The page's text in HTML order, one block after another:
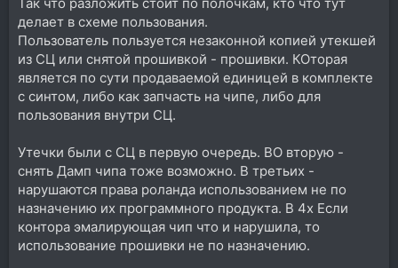
делает в схеме пользования.
Пользователь пользуется незаконной копией утекшей
из СЦ или снятой прошивкой - прошивки. КОторая
является по сути продаваемой единицей в комплекте
с синтом, либо как запчасть на чипе, либо для
пользования внутри СЦ.
Утечки были с СЦ в первую очередь. ВО вторую -
снять Дамп чипа тоже возможно. В третьих -
нарушаются права роланда использованием не по
назначению их программного продукта. В 4х Если
контора эмалирующая чип что и нарушила, то
использование прошивки не по назначению.